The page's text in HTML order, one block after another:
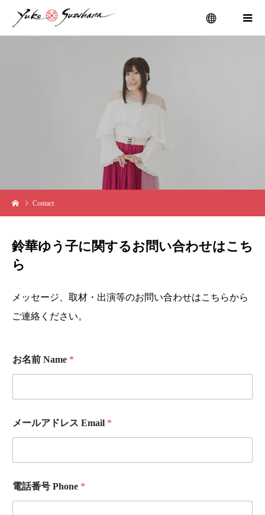
Contact
鈴華ゆう子に関するお問い合わせはこち
ら
メッセージ、取材・出演等のお問い合わせはこちらから
ご連絡ください。
お名前 Name *
メールアドレス Email *
電話番号 Phone *